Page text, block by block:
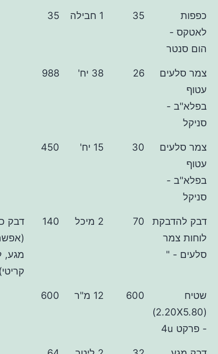
35 1 חבילה 35
26 38 יח' 988
30 15 יח' 450
70 2 מיכל 140
דבק כלשהו
(אפשר דבק
(2.20X5.80)
600 12 מ"ר 600